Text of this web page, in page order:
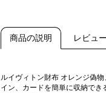
商品の説明 レビュー
ルイヴィトン財布 オレンジ偽
イン、カードを簡単に収納でき